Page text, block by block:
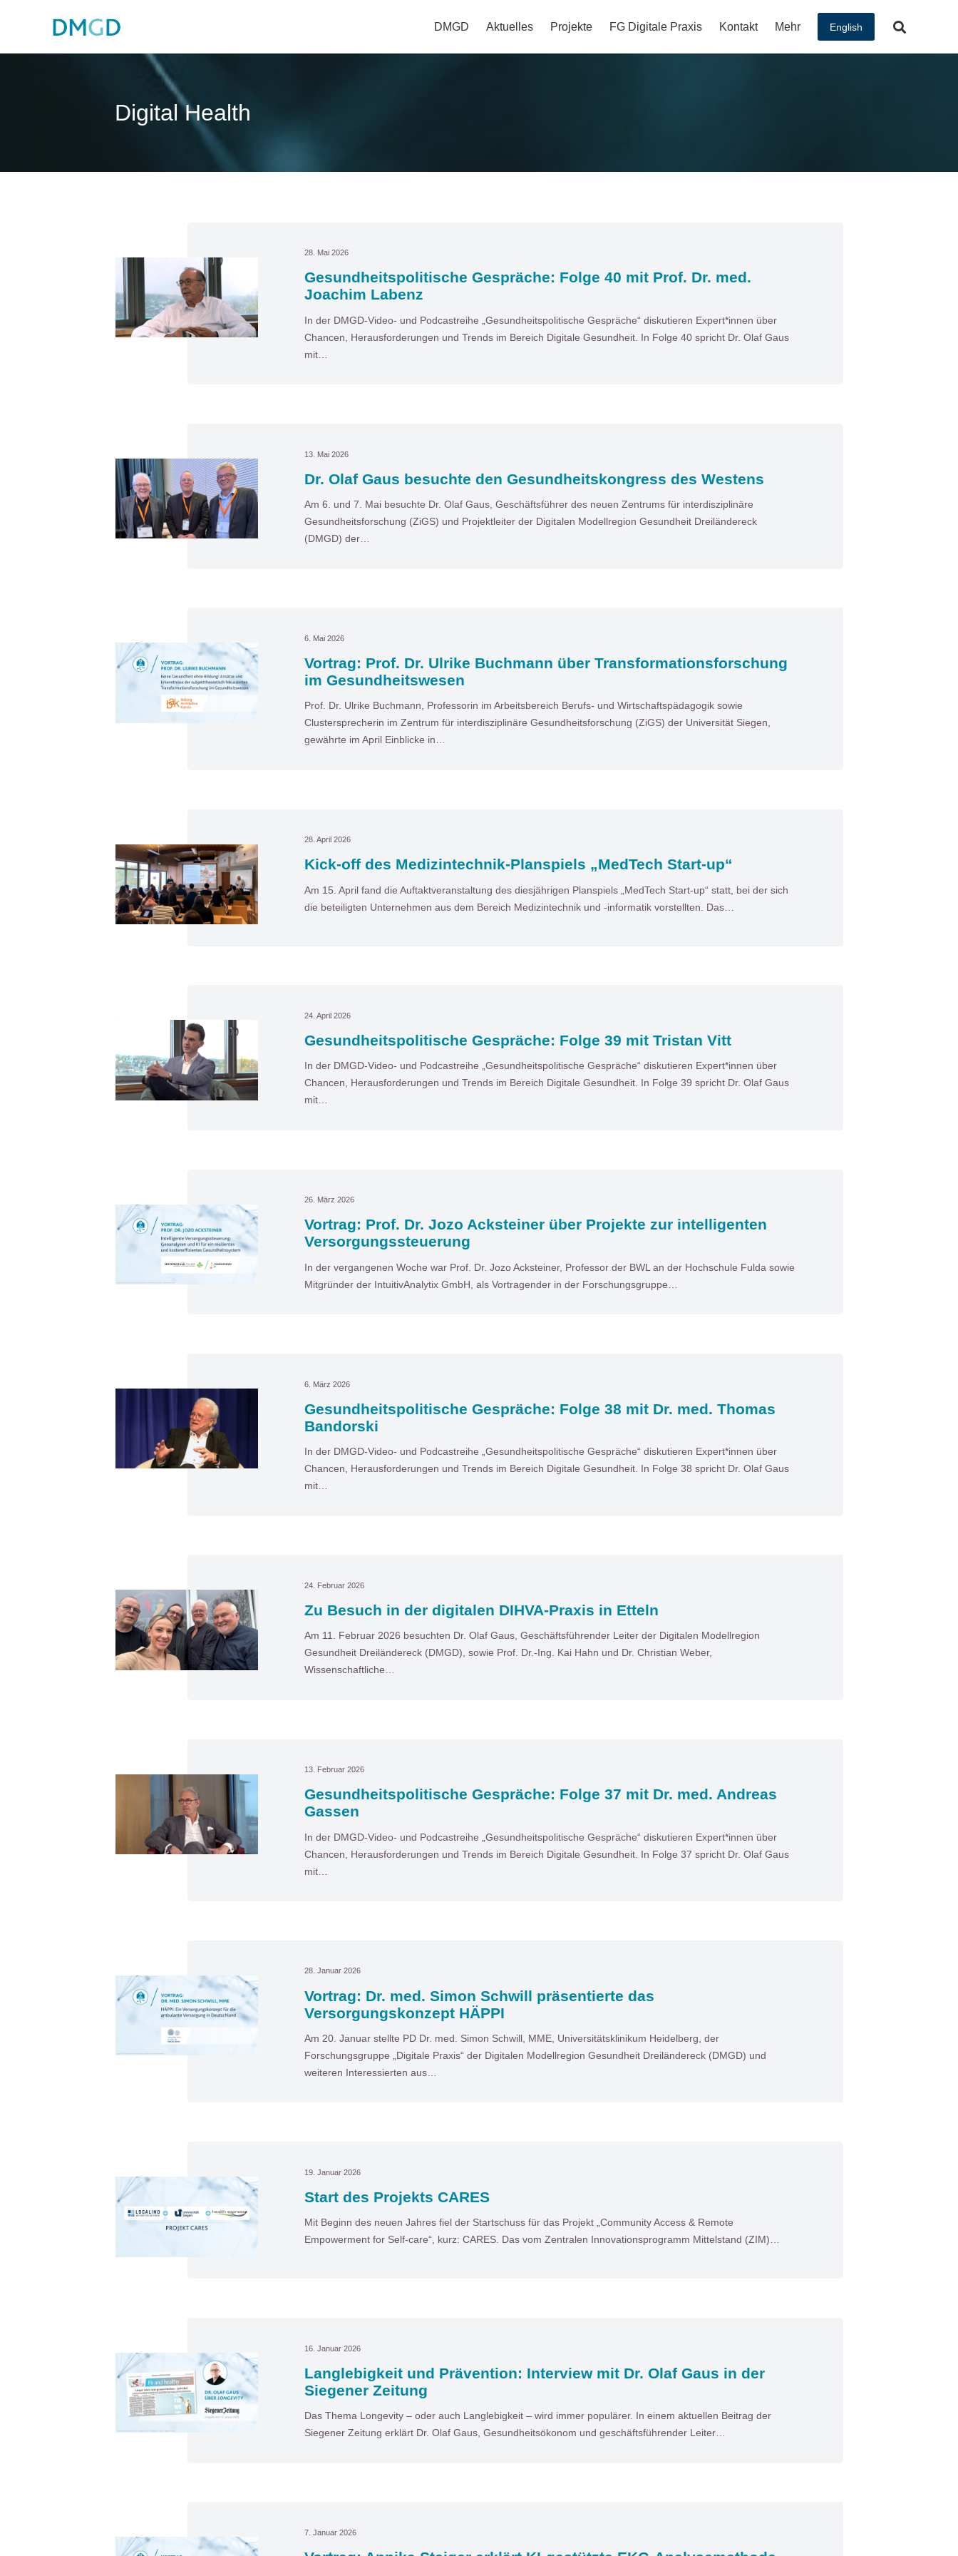
DMGD Aktuelles Projekte FG Digitale Praxis Kontakt Mehr English
Digital Health
28. Mai 2026
Gesundheitspolitische Gespräche: Folge 40 mit Prof. Dr. med.
Joachim Labenz
In der DMGD-Video- und Podcastreihe „Gesundheitspolitische Gespräche“ diskutieren Expert*innen über
Chancen, Herausforderungen und Trends im Bereich Digitale Gesundheit. In Folge 40 spricht Dr. Olaf Gaus
mit…
13. Mai 2026
Dr. Olaf Gaus besuchte den Gesundheitskongress des Westens
Am 6. und 7. Mai besuchte Dr. Olaf Gaus, Geschäftsführer des neuen Zentrums für interdisziplinäre
Gesundheitsforschung (ZiGS) und Projektleiter der Digitalen Modellregion Gesundheit Dreiländereck
(DMGD) der…
6. Mai 2026
Vortrag: Prof. Dr. Ulrike Buchmann über Transformationsforschung
im Gesundheitswesen
Prof. Dr. Ulrike Buchmann, Professorin im Arbeitsbereich Berufs- und Wirtschaftspädagogik sowie
Clustersprecherin im Zentrum für interdisziplinäre Gesundheitsforschung (ZiGS) der Universität Siegen,
gewährte im April Einblicke in…
28. April 2026
Kick-off des Medizintechnik-Planspiels „MedTech Start-up“
Am 15. April fand die Auftaktveranstaltung des diesjährigen Planspiels „MedTech Start-up“ statt, bei der sich
die beteiligten Unternehmen aus dem Bereich Medizintechnik und ‑informatik vorstellten. Das…
24. April 2026
Gesundheitspolitische Gespräche: Folge 39 mit Tristan Vitt
In der DMGD-Video- und Podcastreihe „Gesundheitspolitische Gespräche“ diskutieren Expert*innen über
Chancen, Herausforderungen und Trends im Bereich Digitale Gesundheit. In Folge 39 spricht Dr. Olaf Gaus
mit…
26. März 2026
Vortrag: Prof. Dr. Jozo Acksteiner über Projekte zur intelligenten
Versorgungssteuerung
In der vergangenen Woche war Prof. Dr. Jozo Acksteiner, Professor der BWL an der Hochschule Fulda sowie
Mitgründer der IntuitivAnalytix GmbH, als Vortragender in der Forschungsgruppe…
6. März 2026
Gesundheitspolitische Gespräche: Folge 38 mit Dr. med. Thomas
Bandorski
In der DMGD-Video- und Podcastreihe „Gesundheitspolitische Gespräche“ diskutieren Expert*innen über
Chancen, Herausforderungen und Trends im Bereich Digitale Gesundheit. In Folge 38 spricht Dr. Olaf Gaus
mit…
24. Februar 2026
Zu Besuch in der digitalen DIHVA-Praxis in Etteln
Am 11. Februar 2026 besuchten Dr. Olaf Gaus, Geschäftsführender Leiter der Digitalen Modellregion
Gesundheit Dreiländereck (DMGD), sowie Prof. Dr.-Ing. Kai Hahn und Dr. Christian Weber,
Wissenschaftliche…
13. Februar 2026
Gesundheitspolitische Gespräche: Folge 37 mit Dr. med. Andreas
Gassen
In der DMGD-Video- und Podcastreihe „Gesundheitspolitische Gespräche“ diskutieren Expert*innen über
Chancen, Herausforderungen und Trends im Bereich Digitale Gesundheit. In Folge 37 spricht Dr. Olaf Gaus
mit…
28. Januar 2026
Vortrag: Dr. med. Simon Schwill präsentierte das
Versorgungskonzept HÄPPI
Am 20. Januar stellte PD Dr. med. Simon Schwill, MME, Universitätsklinikum Heidelberg, der
Forschungsgruppe „Digitale Praxis“ der Digitalen Modellregion Gesundheit Dreiländereck (DMGD) und
weiteren Interessierten aus…
19. Januar 2026
Start des Projekts CARES
Mit Beginn des neuen Jahres fiel der Startschuss für das Projekt „Community Access & Remote
Empowerment for Self-care“, kurz: CARES. Das vom Zentralen Innovationsprogramm Mittelstand (ZIM)…
16. Januar 2026
Langlebigkeit und Prävention: Interview mit Dr. Olaf Gaus in der
Siegener Zeitung
Das Thema Longevity – oder auch Langlebigkeit – wird immer populärer. In einem aktuellen Beitrag der
Siegener Zeitung erklärt Dr. Olaf Gaus, Gesundheitsökonom und geschäftsführender Leiter…
7. Januar 2026